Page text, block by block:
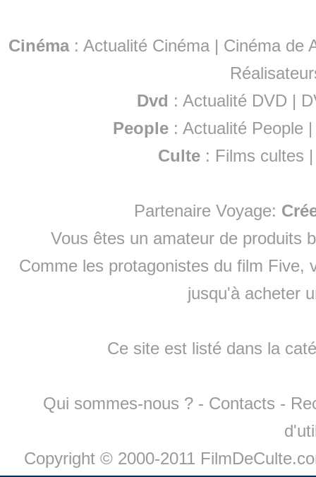
Cinéma: Actualité Cinéma | Cinéma de
Dvd : Actualité DVD |
People :Actualité People
Culte : Films cultes
Partenaire Voyage:
Vous êtes un amateur de produits
Comme les protagonistes du film Five,
jusqu'à acheter
Ce site est listé dans la
Qui sommes-nous ? - Contacts -
Copyright © 2000-2011